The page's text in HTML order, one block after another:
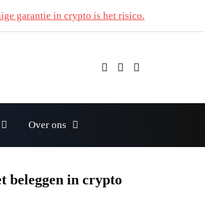
garantie in crypto is het risico.
Over ons
beleggen in crypto